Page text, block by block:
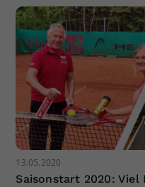
13.05.2020
Saisonstart 2020: Viel